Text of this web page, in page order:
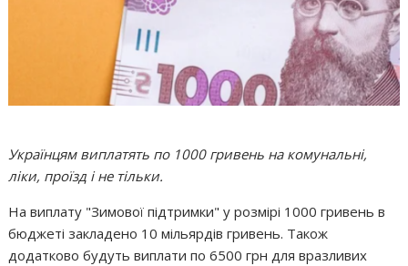
Українцям виплатять по 1000 гривень на комунальні,
ліки, проїзд і не тільки.
На виплату "Зимової підтримки" у розмірі 1000 гривень в
бюджеті закладено 10 мільярдів гривень. Також
додатково будуть виплати по 6500 грн для вразливих